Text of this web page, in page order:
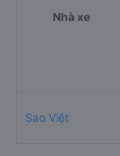
Nhà xe
Sao Việt